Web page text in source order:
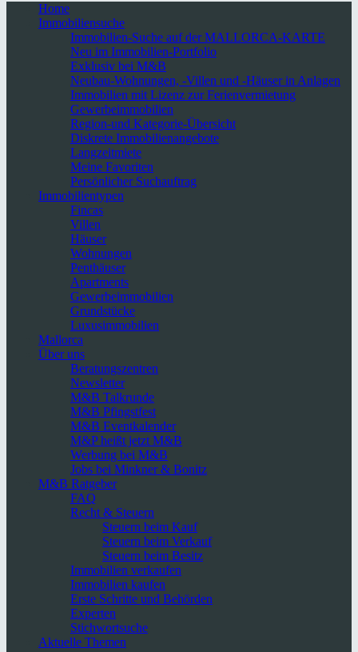
Home
Immobiliensuche
Immobilien-Suche auf der MALLORCA-KARTE
Neu im Immobilien-Portfolio
Exklusiv bei M&B
Neubau-Wohnungen, -Villen und -Häuser in Anlagen
Immobilien mit Lizenz zur Ferienvermietung
Gewerbeimmobilien
Region-und Kategorie-Übersicht
Diskrete Immobilienangebote
Langzeitmiete
Meine Favoriten
Persönlicher Suchauftrag
Immobilientypen
Fincas
Villen
Häuser
Wohnungen
Penthäuser
Apartments
Gewerbeimmobilien
Grundstücke
Luxusimmobilien
Mallorca
Über uns
Beratungszentren
Newsletter
M&B Talkrunde
M&B Pfingstfest
M&B Eventkalender
M&P heißt jetzt M&B
Werbung bei M&B
Jobs bei Minkner & Bonitz
M&B Ratgeber
FAQ
Recht & Steuern
Steuern beim Kauf
Steuern beim Verkauf
Steuern beim Besitz
Immobilien verkaufen
Immobilien kaufen
Erste Schritte und Behörden
Experten
Stichwortsuche
Aktuelle Themen